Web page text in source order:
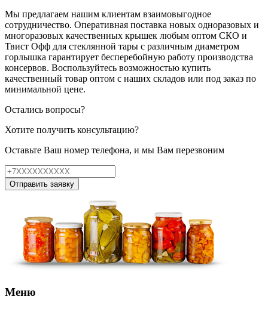
Мы предлагаем нашим клиентам взаимовыгодное
сотрудничество. Оперативная поставка новых одноразовых и
многоразовых качественных крышек любым оптом СКО и
Твист Офф для стеклянной тары с различным диаметром
горлышка гарантирует бесперебойную работу производства
консервов. Воспользуйтесь возможностью купить
качественный товар оптом с наших складов или под заказ по
минимальной цене.
Остались вопросы?
Хотите получить консультацию?
Оставьте Ваш номер телефона, и мы Вам перезвоним
Отправить заявку
Меню